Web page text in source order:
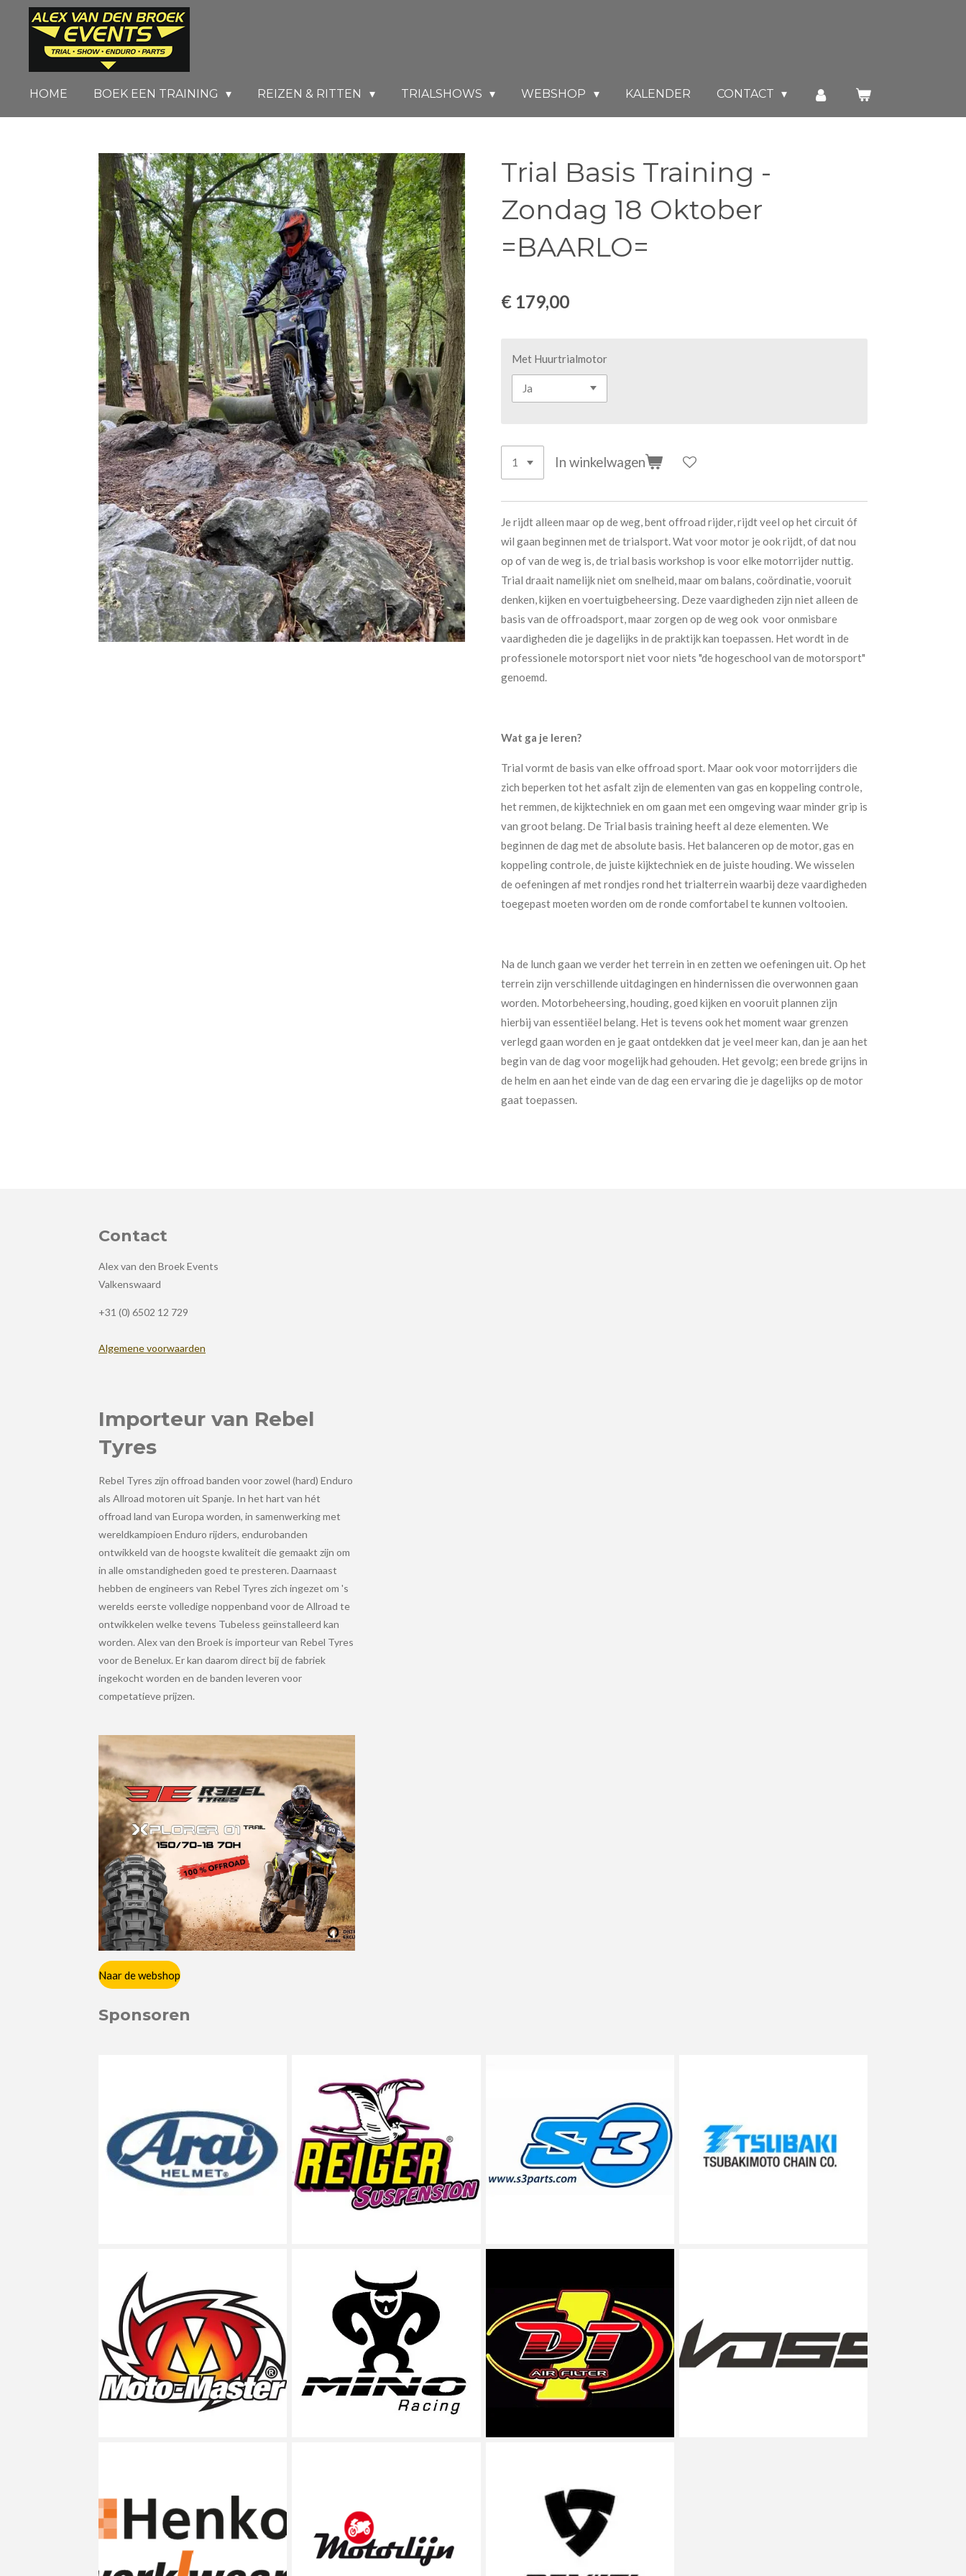
hoofdinhoud
HOME BOEK EEN TRAINING REIZEN & RITTEN TRIALSHOWS WEBSHOP KALENDER CONTACT
Trial Basis Training -
Zondag 18 Oktober
=BAARLO=
€ 179,00
Met Huurtrialmotor
In winkelwagen
Je rijdt alleen maar op de weg, bent offroad rijder, rijdt veel op het circuit óf
wil gaan beginnen met de trialsport. Wat voor motor je ook rijdt, of dat nou
op of van de weg is, de trial basis workshop is voor elke motorrijder nuttig.
Trial draait namelijk niet om snelheid, maar om balans, coördinatie, vooruit
denken, kijken en voertuigbeheersing. Deze vaardigheden zijn niet alleen de
basis van de offroadsport, maar zorgen op de weg ook voor onmisbare
vaardigheden die je dagelijks in de praktijk kan toepassen. Het wordt in de
professionele motorsport niet voor niets "de hogeschool van de motorsport"
genoemd.
Wat ga je leren?
Trial vormt de basis van elke offroad sport. Maar ook voor motorrijders die
zich beperken tot het asfalt zijn de elementen van gas en koppeling controle,
het remmen, de kijktechniek en om gaan met een omgeving waar minder grip is
van groot belang. De Trial basis training heeft al deze elementen. We
beginnen de dag met de absolute basis. Het balanceren op de motor, gas en
koppeling controle, de juiste kijktechniek en de juiste houding. We wisselen
de oefeningen af met rondjes rond het trialterrein waarbij deze vaardigheden
toegepast moeten worden om de ronde comfortabel te kunnen voltooien.
Na de lunch gaan we verder het terrein in en zetten we oefeningen uit. Op het
terrein zijn verschillende uitdagingen en hindernissen die overwonnen gaan
worden. Motorbeheersing, houding, goed kijken en vooruit plannen zijn
hierbij van essentiëel belang. Het is tevens ook het moment waar grenzen
verlegd gaan worden en je gaat ontdekken dat je veel meer kan, dan je aan het
begin van de dag voor mogelijk had gehouden. Het gevolg; een brede grijns in
de helm en aan het einde van de dag een ervaring die je dagelijks op de motor
gaat toepassen.
Contact
Alex van den Broek Events
Valkenswaard
+31 (0) 6502 12 729
Algemene voorwaarden
Importeur van Rebel
Tyres
Rebel Tyres zijn offroad banden voor zowel (hard) Enduro
als Allroad motoren uit Spanje. In het hart van hét
offroad land van Europa worden, in samenwerking met
wereldkampioen Enduro rijders, endurobanden
ontwikkeld van de hoogste kwaliteit die gemaakt zijn om
in alle omstandigheden goed te presteren. Daarnaast
hebben de engineers van Rebel Tyres zich ingezet om 's
werelds eerste volledige noppenband voor de Allroad te
ontwikkelen welke tevens Tubeless geïnstalleerd kan
worden. Alex van den Broek is importeur van Rebel Tyres
voor de Benelux. Er kan daarom direct bij de fabriek
ingekocht worden en de banden leveren voor
competatieve prijzen.
Naar de webshop
Sponsoren